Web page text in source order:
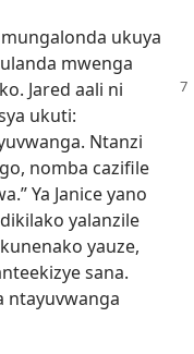
ukuya
mwenga
Jared aali ni
ukuti:
Ntanzi
nomba cazifile
Ya Janice yano
yalanzile
yauze,
sana.
ntayuvwanga